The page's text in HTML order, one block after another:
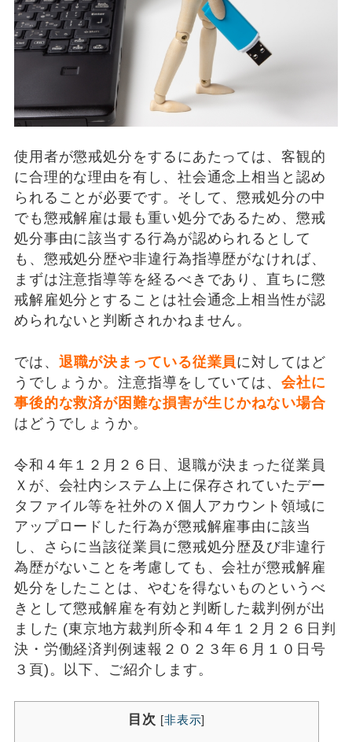
使用者が懲戒処分をするにあたっては、客観的
に合理的な理由を有し、社会通念上相当と認め
られることが必要です。そして、懲戒処分の中
でも懲戒解雇は最も重い処分であるため、懲戒
処分事由に該当する行為が認められるとして
も、懲戒処分歴や非違行為指導歴がなければ、
まずは注意指導等を経るべきであり、直ちに懲
戒解雇処分とすることは社会通念上相当性が認
められないと判断されかねません。
では、 退職が決まっている従業員に対してはど
うでしょうか。注意指導をしていては、会社に
事後的な救済が困難な損害が生じかねない場合
はどうでしょうか。
令和４年１２月２６日、退職が決まった従業員
Ｘが、会社内システム上に保存されていたデー
タファイル等を社外のＸ個人アカウント領域に
アップロードした行為が懲戒解雇事由に該当
し、さらに当該従業員に懲戒処分歴及び非違行
為歴がないことを考慮しても、会社が懲戒解雇
処分をしたことは、やむを得ないものというべ
きとして懲戒解雇を有効と判断した裁判例が出
ました (東京地方裁判所令和４年１２月２６日判
決・労働経済判例速報２０２３年６月１０日号
３頁)。以下、ご紹介します。
目次 [非表示]